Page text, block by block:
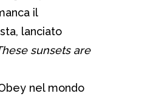
il
lanciato
sunsets are
nel mondo